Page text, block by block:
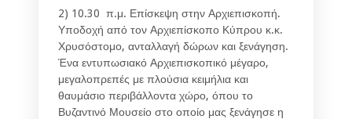
2) 10.30 π.μ. Επίσκεψη στην Αρχιεπισκοπή.
Υποδοχή από τον Αρχιεπίσκοπο Κύπρου κ.κ.
Χρυσόστομο, ανταλλαγή δώρων και ξενάγηση.
Ένα εντυπωσιακό Αρχιεπισκοπικό μέγαρο,
μεγαλοπρεπές με πλούσια κειμήλια και
θαυμάσιο περιβάλλοντα χώρο, όπου το
Βυζαντινό Μουσείο στο οποίο μας ξενάγησε η